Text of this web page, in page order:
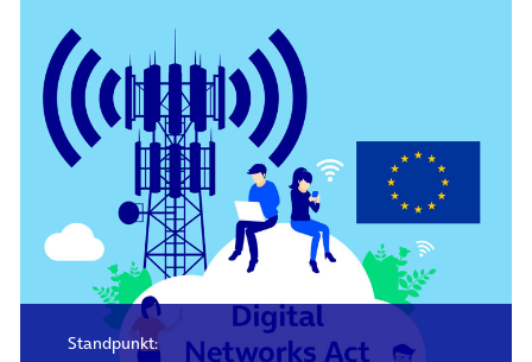
Standpunkt: